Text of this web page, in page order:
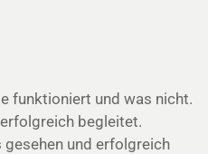
funktioniert und was nicht.
begleitet.
und erfolgreich